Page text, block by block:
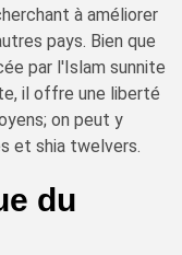
à améliorer
pays. Bien que
par l'Islam sunnite
il offre une liberté
on peut y
et shia twelvers.
du